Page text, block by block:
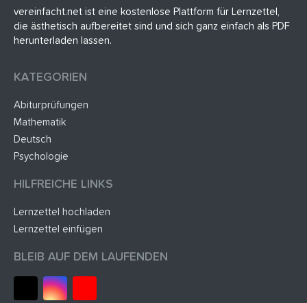
vereinfacht.net ist eine kostenlose Plattform für Lernzettel,
die ästhetisch aufbereitet sind und sich ganz einfach als PDF
herunterladen lassen.
KATEGORIEN
Abiturprüfungen
Mathematik
Deutsch
Psychologie
HILFREICHE LINKS
Lernzettel hochladen
Lernzettel einfügen
BLEIB AUF DEM LAUFENDEN